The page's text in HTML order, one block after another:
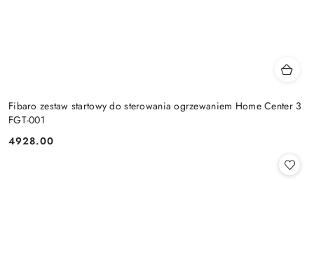
Fibaro zestaw startowy do sterowania ogrzewaniem Home Center 3
FGT-001
Cena:
4928.00